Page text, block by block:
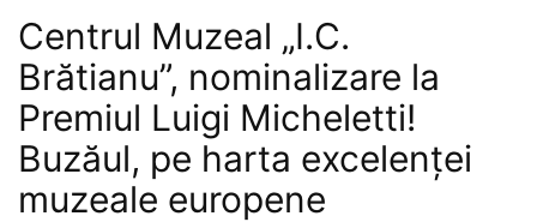
Centrul Muzeal „I.C.
Brătianu”, nominalizare la
Premiul Luigi Micheletti!
Buzăul, pe harta excelenței
muzeale europene